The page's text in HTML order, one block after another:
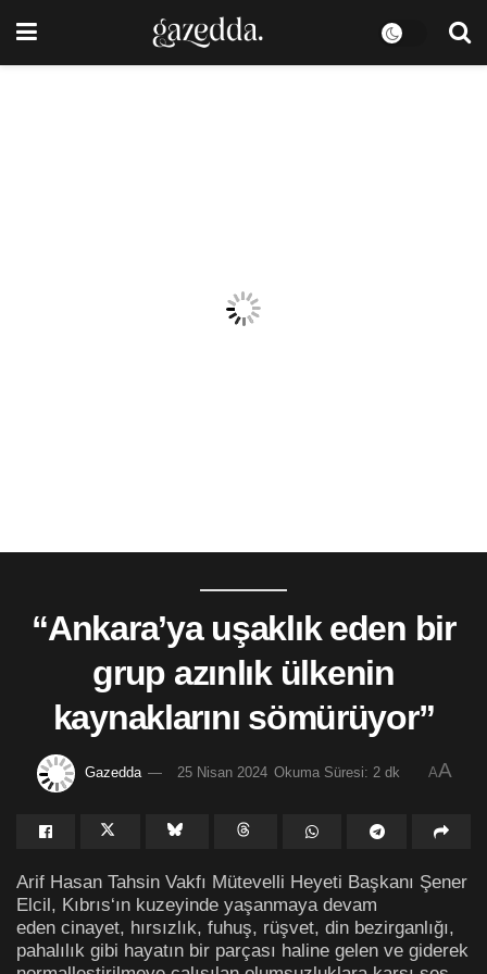
“Ankara’ya uşaklık eden bir
grup azınlık ülkenin
kaynaklarını sömürüyor”
Gazedda 25 Nisan 2024 Okuma Süresi: 2 dk AA
Arif Hasan Tahsin Vakfı Mütevelli Heyeti Başkanı Şener
Elcil, Kıbrıs‘ın kuzeyinde yaşanmaya devam
eden cinayet, hırsızlık, fuhuş, rüşvet, din bezirganlığı,
pahalılık gibi hayatın bir parçası haline gelen ve giderek